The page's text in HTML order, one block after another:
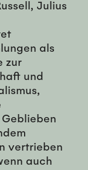
Julius
als
zur
und
vertrieben
auch